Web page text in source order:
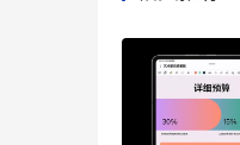
“科技战疫”
和使命。